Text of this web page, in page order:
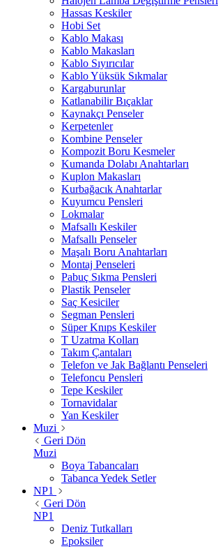
Hassas Keskiler
Hobi Set
Kablo Makası
Kablo Makasları
Kablo Sıyırıcılar
Kablo Yüksük Sıkmalar
Kargaburunlar
Katlanabilir Bıçaklar
Kaynakçı Penseler
Kerpetenler
Kombine Penseler
Kompozit Boru Kesmeler
Kumanda Dolabı Anahtarları
Kuplon Makasları
Kurbağacık Anahtarlar
Kuyumcu Pensleri
Lokmalar
Mafsallı Keskiler
Mafsallı Penseler
Maşalı Boru Anahtarları
Montaj Penseleri
Pabuç Sıkma Pensleri
Plastik Penseler
Saç Kesiciler
Segman Pensleri
Süper Knıps Keskiler
T Uzatma Kolları
Takım Çantaları
Telefon ve Jak Bağlantı Penseleri
Telefoncu Pensleri
Tepe Keskiler
Tornavidalar
Yan Keskiler
Muzi
Geri Dön
Muzi
Boya Tabancaları
Tabanca Yedek Setler
NP1
Geri Dön
NP1
Deniz Tutkalları
Epoksiler